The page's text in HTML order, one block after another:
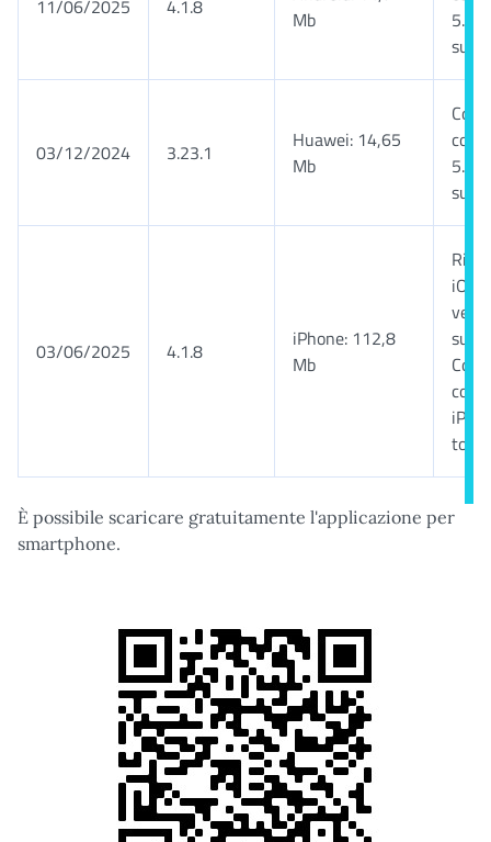
11/06/2025 4.1.8
Mb
5.0 e
03/12/2024 3.23.1
Huawei: 14,65
Mb
con
5.0 e
03/06/2025 4.1.8
iPhone: 112,8
Mb
iOS
con
iPad
È possibile scaricare gratuitamente l'applicazione per
smartphone.